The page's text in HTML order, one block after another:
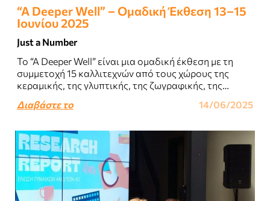
“A Deeper Well” – Ομαδική Έκθεση 13–15
Ιουνίου 2025
Just a Number
Το “A Deeper Well” είναι μια ομαδική έκθεση με τη
συμμετοχή 15 καλλιτεχνών από τους χώρους της
κεραμικής, της γλυπτικής, της ζωγραφικής, της
Διαβάστε το 14/06/2025